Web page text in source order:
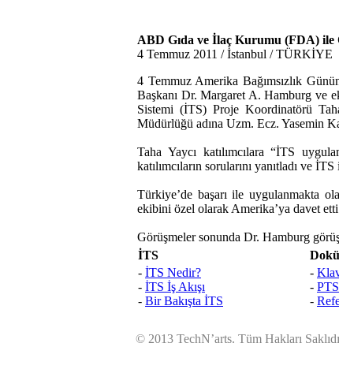
ABD Gıda ve İlaç Kurumu (FDA) ile
4 Temmuz 2011 / İstanbul / TÜRKİYE
4 Temmuz Amerika Bağımsızlık
Başkanı Dr. Margaret A. Hamburg ve
Sistemi (İTS) Proje Koordinatörü
Müdürlüğü adına Uzm. Ecz. Yasemin
Taha Yaycı katılımcılara “İTS
katılımcıların sorularını yanıtladı ve
Türkiye’de başarı ile uygulanmakta
ekibini özel olarak Amerika’ya davet
Görüşmeler sonunda Dr. Hamburg
İTS
- İTS Nedir?
- İTS İş Akışı
- Bir Bakışta İTS
-
-
-
© 2013 TechN’arts. Tüm Hakları